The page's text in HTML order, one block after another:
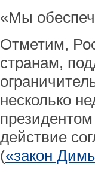
«Мы
Отметим,
странам,
несколько
действие
(«закон